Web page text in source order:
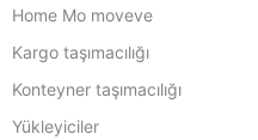
Home Mo moveve
Kargo taşımacılığı
Konteyner taşımacılığı
Yükleyiciler